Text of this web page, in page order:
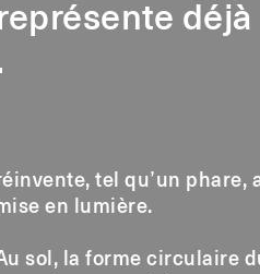
déjà
tel qu’un phare,
en lumière.
sol, la forme circulaire